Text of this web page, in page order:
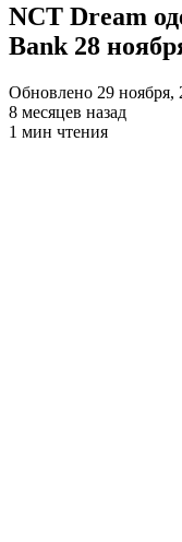
NCT Dream
Bank 28
Обновлено 29 ноября,
8 месяцев назад
1 мин чтения